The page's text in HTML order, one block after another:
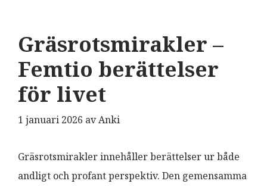
Gräsrotsmirakler –
Femtio berättelser
för livet
1 januari 2026 avAnki
Gräsrotsmirakler innehåller berättelser ur både
andligt och profant perspektiv. Den gemensamma